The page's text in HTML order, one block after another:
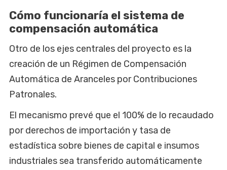
Cómo funcionaría el sistema de
compensación automática
Otro de los ejes centrales del proyecto es la
creación de un Régimen de Compensación
Automática de Aranceles por Contribuciones
Patronales.
El mecanismo prevé que el 100% de lo recaudado
por derechos de importación y tasa de
estadística sobre bienes de capital e insumos
industriales sea transferido automáticamente